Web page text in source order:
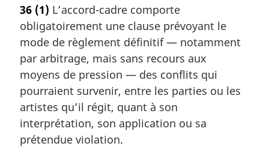
e
m
a
r
g
i
n
a
l
:
36 (1) L’accord-cadre comporte
obligatoirement une clause prévoyant le
mode de règlement définitif — notamment
par arbitrage, mais sans recours aux
moyens de pression — des conflits qui
pourraient survenir, entre les parties ou les
artistes qu’il régit, quant à son
interprétation, son application ou sa
prétendue violation.